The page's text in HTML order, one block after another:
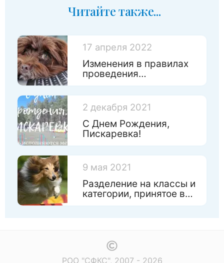
Читайте также...
17 апреля 2022
Изменения в правилах
проведения
2 декабря 2021
С Днем Рождения,
Пискаревка!
9 мая 2021
Разделение на классы и
категории, принятое в
РОО "СФКС", 2007 - 2026